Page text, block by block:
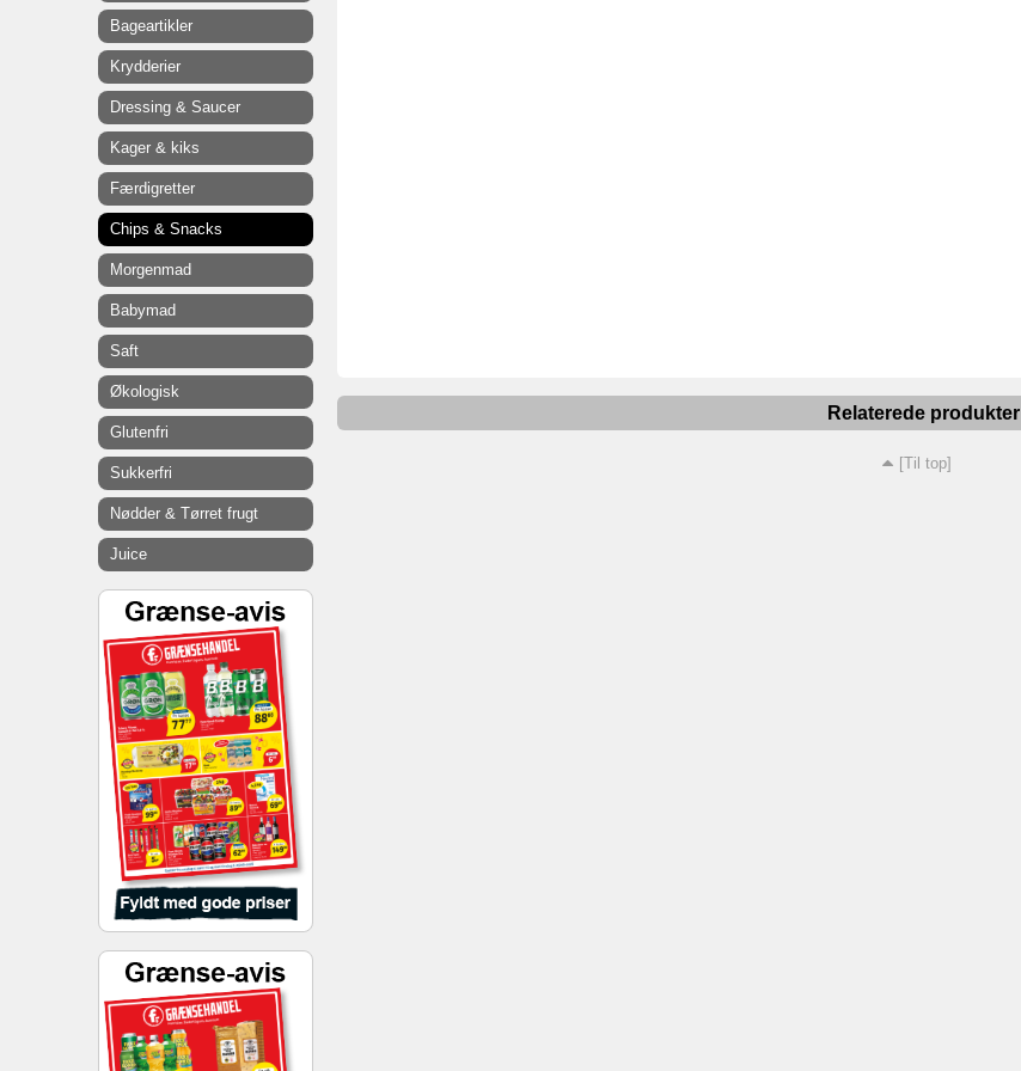
Relaterede produkter
[Til top]
Bageartikler
Krydderier
Dressing & Saucer
Kager & kiks
Færdigretter
Chips & Snacks
Morgenmad
Babymad
Saft
Økologisk
Glutenfri
Sukkerfri
Nødder & Tørret frugt
Juice